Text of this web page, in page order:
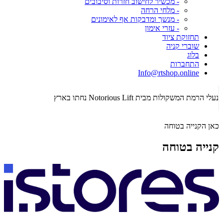
- מלחי הרחה
- מנשך ומדבקות אף לאימונים
- עזרי אימון
תחזוקת ציוד
שוברי קניה
בלוג
התחברות
Info@rtshop.online
כאן הקנייה בטוחה
קנייה בטוחה